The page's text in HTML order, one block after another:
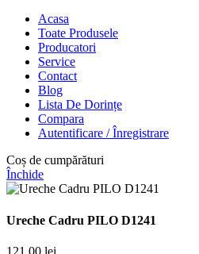
Acasa
Toate Produsele
Producatori
Service
Contact
Blog
Lista De Dorințe
Compara
Autentificare / Înregistrare
Coș de cumpărături
Închide
Ureche Cadru PILO D1241
121,00 lei